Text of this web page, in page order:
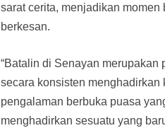
sarat cerita, menjadikan
berkesan.
“Batalin di Senayan merupakan
secara konsisten menghadirkan
pengalaman berbuka puasa
menghadirkan sesuatu yang